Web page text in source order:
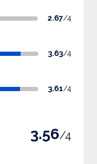
2.67/4
3.63/4
3.61/4
3.56/4